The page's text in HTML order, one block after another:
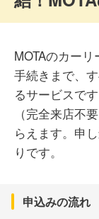
が含まれてい
理がしやすい
ありました 。
は毎月定額で
で、月額だけ
MOTAは11年
力ですが、そ
う方には、こ
ません。あく
MOTAのカー
手続きまで、
るサービスで
（完全来店不
らえます。申
りです。
申込みの流れ